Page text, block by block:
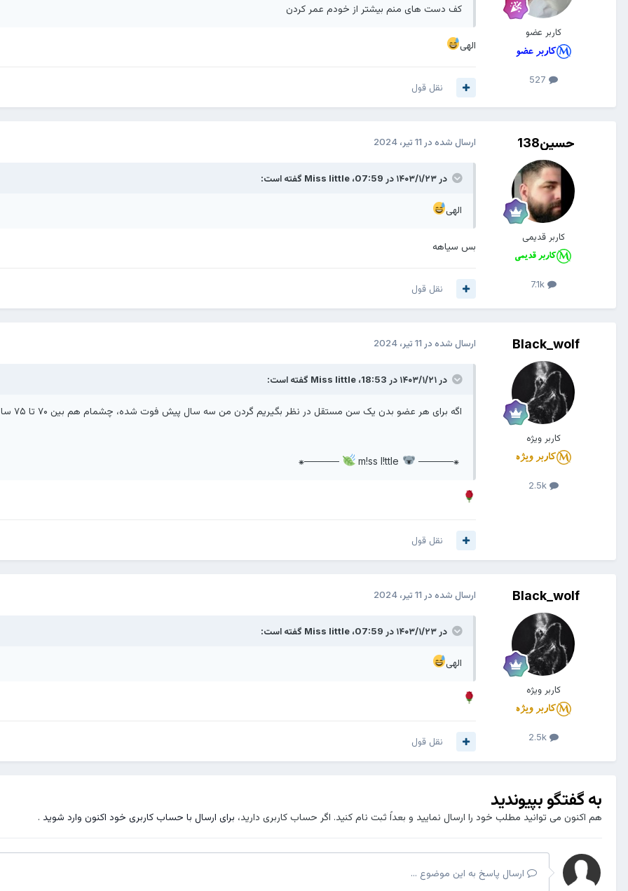
کاربر عضو
کف دست های منم بیشتر از خودم عمر کردن
الهی
نقل قول
حسین138
کاربر قدیمی
7.1k
ارسال شده در 11 تیر، 2024
در ۱۴۰۳/۱/۲۳ در 07:59، Miss little گفته است:
الهی
بس سیاهه
نقل قول
Black_wolf
کاربر ویژه
2.5k
ارسال شده در 11 تیر، 2024
در ۱۴۰۳/۱/۲۱ در 18:53، Miss little گفته است:
اگه برای هر عضو بدن یک سن مستقل در نظر بگیریم گردن من سه سال پیش فوت شده، چشمام هم بین ۷۰ تا ۷۵ سال سن دارن
⁕─────
─────⁕
نقل قول
Black_wolf
کاربر ویژه
2.5k
ارسال شده در 11 تیر، 2024
در ۱۴۰۳/۱/۲۳ در 07:59، Miss little گفته است:
الهی
نقل قول
به گفتگو بپیوندید
هم اکنون می توانید مطلب خود را ارسال نمایید و بعداً ثبت نام کنید. اگر حساب کاربری دارید، برای ارسال با حساب کاربری خود اکنون وارد شوید .
ارسال پاسخ به این موضوع ...